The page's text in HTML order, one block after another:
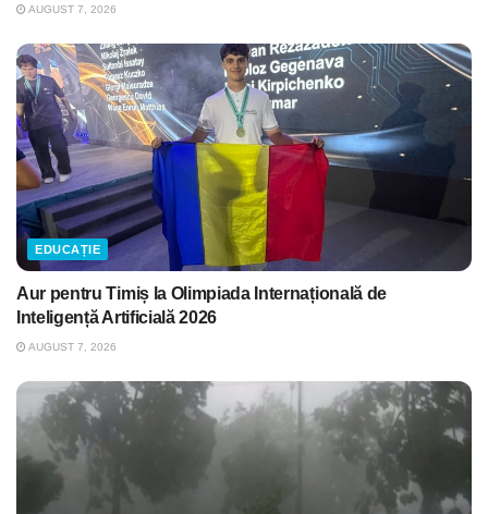
AUGUST 7, 2026
EDUCAȚIE
Aur pentru Timiș la Olimpiada Internațională de
Inteligență Artificială 2026
AUGUST 7, 2026